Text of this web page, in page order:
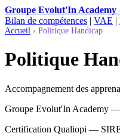
Groupe Evolut'In Academy
Bilan de compétences | VAE |
Accueil › Politique Handicap
Politique
Accompagnement des
Groupe Evolut'In Academy —
Certification Qualiopi —